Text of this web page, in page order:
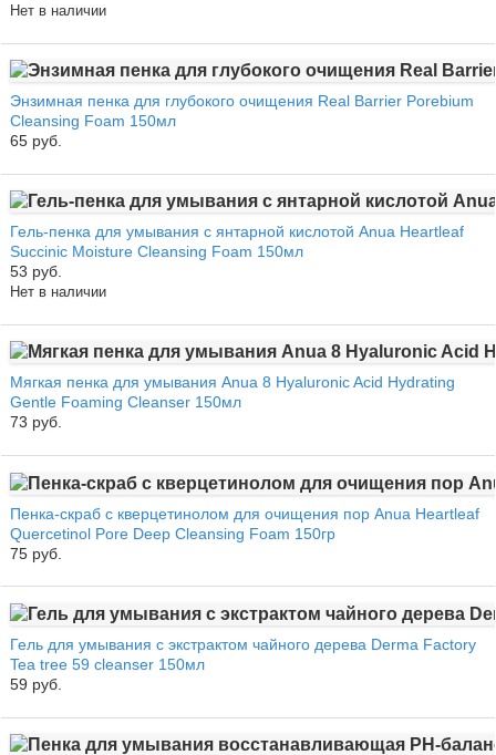
Нет в наличии
Энзимная пенка для глубокого очищения Real Barrier Porebium
Cleansing Foam 150мл
65 руб.
Гель-пенка для умывания с янтарной кислотой Anua Heartleaf
Succinic Moisture Cleansing Foam 150мл
53 руб.
Нет в наличии
Мягкая пенка для умывания Anua 8 Hyaluronic Acid Hydrating
Gentle Foaming Cleanser 150мл
73 руб.
Пенка-скраб с кверцетинолом для очищения пор Anua Heartleaf
Quercetinol Pore Deep Cleansing Foam 150гр
75 руб.
Гель для умывания с экстрактом чайного дерева Derma Factory
Tea tree 59 cleanser 150мл
59 руб.